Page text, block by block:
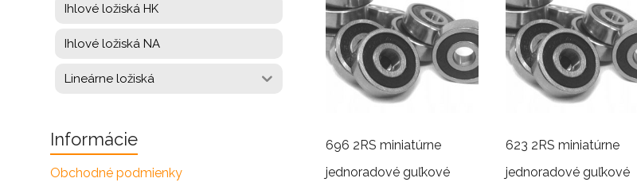
696 2RS miniatúrne
jednoradové guľkové
623 2RS miniatúrne
jednoradové guľkové
Ihlové ložiská HK
Ihlové ložiská NA
Lineárne ložiská
Informácie
Obchodné podmienky